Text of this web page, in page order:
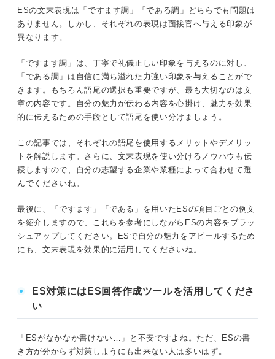
自己PR：である調
営業系の志望動機：である調
ESは「ですます」が一般的！ 効果的な使い分けで
アピールしよう
ESの文末表現は「ですます調」「である調」どちらでも問題は
ありません。しかし、それぞれの表現は面接官へ与える印象が
異なります。
「ですます調」は、丁寧で礼儀正しい印象を与えるのに対し、
「である調」は自信に満ち溢れた力強い印象を与えることがで
きます。もちろん語尾の選択も重要ですが、最も大切なのは文
章の内容です。自分の魅力が伝わる内容を心掛け、魅力を効果
的に伝えるための手段として語尾を使い分けましょう。
この記事では、それぞれの語尾を使用するメリットやデメリッ
トを解説します。さらに、文末表現を使い分けるノウハウも伝
授しますので、自分の志望する企業や業種によって合わせて選
んでくださいね。
最後に、「ですます」「である」を用いたESの項目ごとの例文
を紹介しますので、これらを参考にしながらESの内容をブラッ
シュアップしてください。ESで自分の魅力をアピールするため
にも、文末表現を効果的に活用してくださいね。
ES対策にはES回答作成ツールを活用してくださ
い
「ESがなかなか書けない…」と不安ですよね。ただ、ESの書
き方が分からず対策しようにも出来ない人は多いはず。
ESの語尾を「ですます」に統一するメリット・デメリッ
ト
デメリット
ESの語尾を「である」に統一するメリット・デメリット
メリット
デメリット
入る？
ESの「ですます」「である」を使い分ける4つのテクニッ
決められた文字数で選ぶ
自己アピールの内容によって選ぶ
業界や業種の特性によって選ぶ